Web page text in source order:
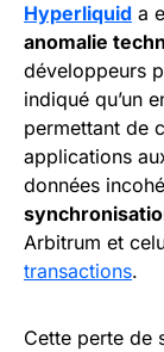
Hyperliquid a
anomalie
développeurs
indiqué qu’un
permettant de
applications
données
Arbitrum et
transactions.
Cette perte de